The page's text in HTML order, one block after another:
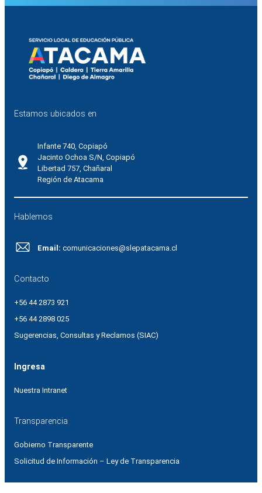
Estamos ubicados en
Infante 740, Copiapó
Jacinto Ochoa S/N, Copiapó
Libertad 757, Chañaral
Región de Atacama
Hablemos
Email: comunicaciones@slepatacama.cl
Contacto
+56 44 2873 921
+56 44 2898 025
Sugerencias, Consultas y Reclamos (SIAC)
Ingresa
Nuestra Intranet
Transparencia
Gobierno Transparente
Solicitud de Información – Ley de Transparencia